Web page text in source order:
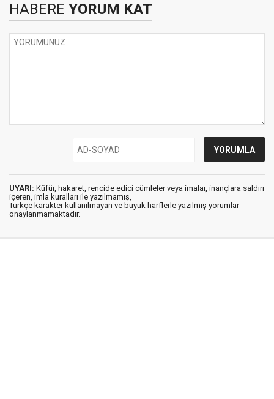
HABERE YORUM KAT
UYARI: Küfür, hakaret, rencide edici cümleler veya imalar, inançlara saldırı
içeren, imla kuralları ile yazılmamış,
Türkçe karakter kullanılmayan ve büyük harflerle yazılmış yorumlar
onaylanmamaktadır.